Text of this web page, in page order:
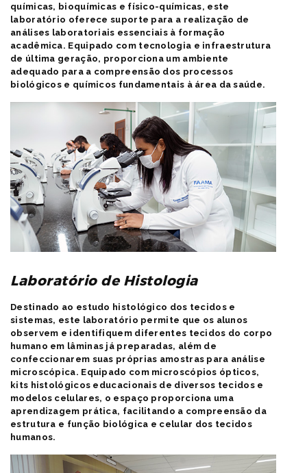
químicas, bioquímicas e físico-químicas, este
laboratório oferece suporte para a realização de
análises laboratoriais essenciais à formação
acadêmica. Equipado com tecnologia e infraestrutura
de última geração, proporciona um ambiente
adequado para a compreensão dos processos
biológicos e químicos fundamentais à área da saúde.
Laboratório de Histologia
Destinado ao estudo histológico dos tecidos e
sistemas, este laboratório permite que os alunos
observem e identifiquem diferentes tecidos do corpo
humano em lâminas já preparadas, além de
confeccionarem suas próprias amostras para análise
microscópica. Equipado com microscópios ópticos,
kits histológicos educacionais de diversos tecidos e
modelos celulares, o espaço proporciona uma
aprendizagem prática, facilitando a compreensão da
estrutura e função biológica e celular dos tecidos
humanos.